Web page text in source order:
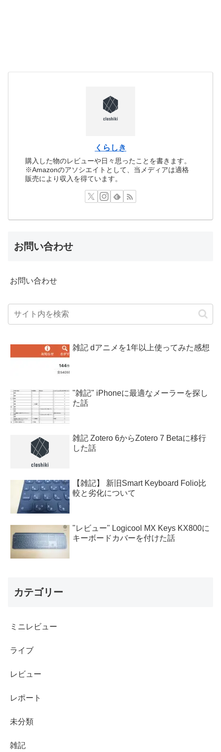
くらしき
購入した物のレビューや日々思ったことを書きます。
※Amazonのアソシエイトとして、当メディアは適格
販売により収入を得ています。
お問い合わせ
お問い合わせ
雑記 dアニメを1年以上使ってみた感想
"雑記" iPhoneに最適なメーラーを探し
た話
雑記 Zotero 6からZotero 7 Betaに移行
した話
【雑記】 新旧Smart Keyboard Folio比
較と劣化について
"レビュー" Logicool MX Keys KX800に
キーボードカバーを付けた話
カテゴリー
ミニレビュー
ライブ
レビュー
レポート
未分類
雑記